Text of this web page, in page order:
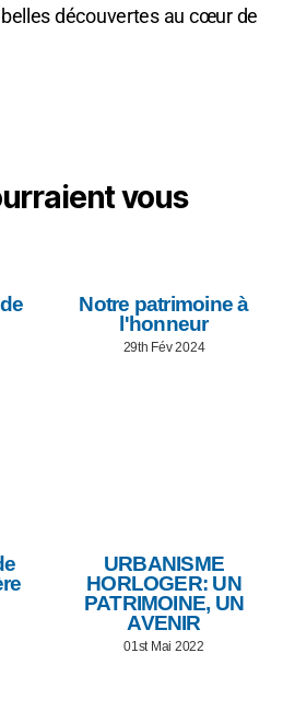
découvertes au cœur de
vous
Notre patrimoine à
l'honneur
29th Fév 2024
URBANISME
HORLOGER: UN
PATRIMOINE, UN
AVENIR
01st Mai 2022